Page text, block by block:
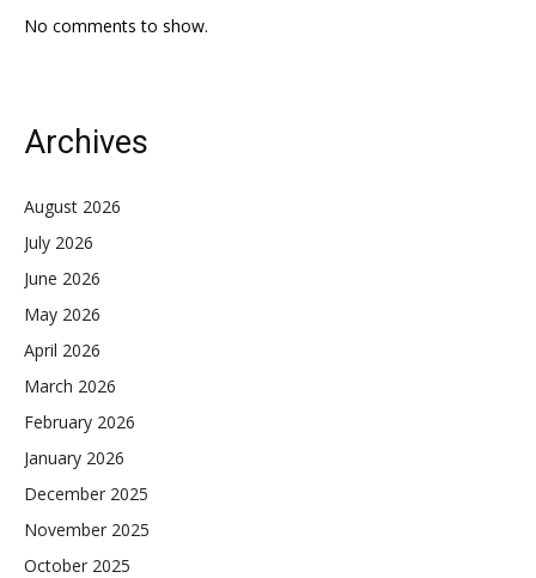
No comments to show.
Archives
August 2026
July 2026
June 2026
May 2026
April 2026
March 2026
February 2026
January 2026
December 2025
November 2025
October 2025